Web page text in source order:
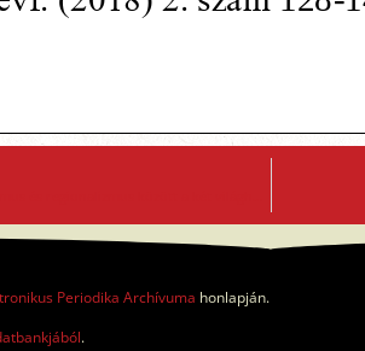
Periodika Archívuma honlapján.
.